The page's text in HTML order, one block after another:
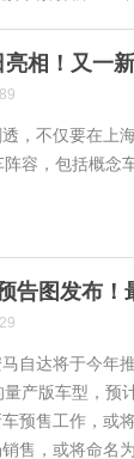
亮相！又一
，不仅要在上
容，包括概念
告图发布！
自达将于今年
产版车型，预
预售工作，或
售，或将命名为